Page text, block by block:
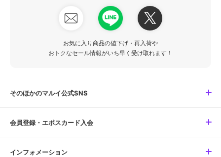
お気に入り商品の値下げ・再入荷や
おトクなセール情報がいち早く受け取れます！
そのほかのマルイ公式SNS
会員登録・エポスカード入会
インフォメーション